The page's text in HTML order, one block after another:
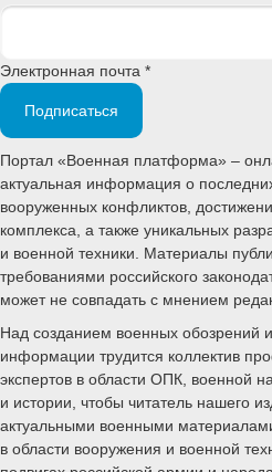
Электронная почта *
Подписаться
Портал «Военная платформа» –
актуальная информация о
вооруженных конфликтов,
комплекса, а также уникальных
и военной техники. Материалы
требованиями российского
может не совпадать с мнением
Над созданием военных обозрений
информации трудится коллектив
экспертов в области ОПК, военной
и истории, чтобы читатель нашего
актуальными военными
в области вооружения и военной